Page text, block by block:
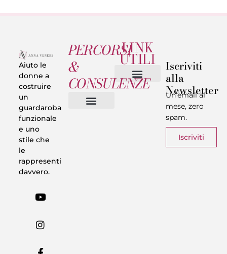
Aiuto le
donne a
costruire
un
guardaroba
funzionale
e uno
stile che
le
rappresenti
davvero.
PERCORSI
&
CONSULENZE
LINK
UTILI Iscriviti
alla
Newsletter
Un’email al
mese, zero
spam.
Iscriviti